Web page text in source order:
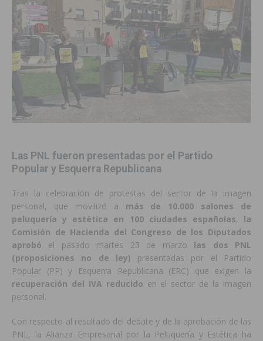
Las PNL fueron presentadas por el Partido
Popular y Esquerra Republicana
Tras la celebración de protestas del sector de la imagen
personal, que movilizó a más de 10.000 salones de
peluquería y estética en 100 ciudades españolas, la
Comisión de Hacienda del Congreso de los Diputados
aprobó el pasado martes 23 de marzo las dos PNL
(proposiciones no de ley) presentadas por el Partido
Popular (PP) y Esquerra Republicana (ERC) que exigen la
recuperación del IVA reducido en el sector de la imagen
personal.
Con respecto al resultado del debate y de la aprobación de las
PNL, la Alianza Empresarial por la Peluquería y Estética ha